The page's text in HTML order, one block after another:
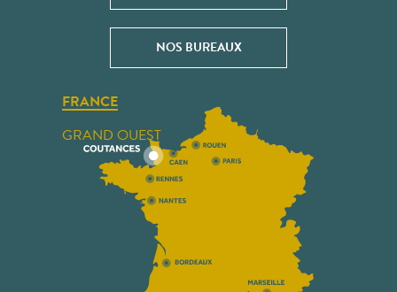
NOS BUREAUX
FRANCE
GRAND OUEST